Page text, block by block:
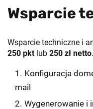
Wsparcie
Wsparcie techniczne i
250 pkt lub 250 zł netto
Konfiguracja
mail
Wygenerowanie i